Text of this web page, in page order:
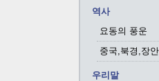
역사
요동의 풍운
중국,북경,장
우리말